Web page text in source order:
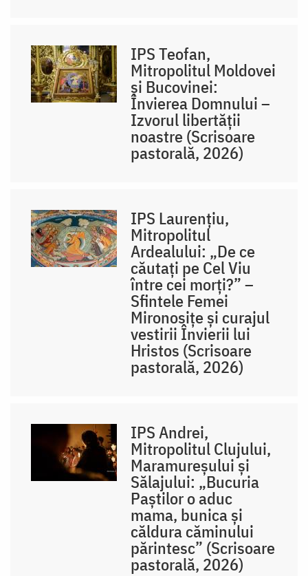
IPS Teofan,
Mitropolitul Moldovei
și Bucovinei:
Învierea Domnului –
Izvorul libertăţii
noastre (Scrisoare
pastorală, 2026)
IPS Laurențiu,
Mitropolitul
Ardealului: „De ce
căutați pe Cel Viu
între cei morți?” –
Sfintele Femei
Mironosițe și curajul
vestirii Învierii lui
Hristos (Scrisoare
pastorală, 2026)
IPS Andrei,
Mitropolitul Clujului,
Maramureșului și
Sălajului: „Bucuria
Paștilor o aduc
mama, bunica și
căldura căminului
părintesc” (Scrisoare
pastorală, 2026)